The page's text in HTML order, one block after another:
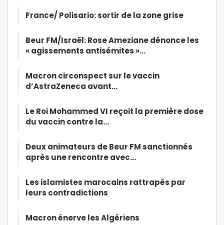
France/ Polisario: sortir de la zone grise
Beur FM/Israël: Rose Ameziane dénonce les
« agissements antisémites »…
Macron circonspect sur le vaccin
d’AstraZeneca avant…
Le Roi Mohammed VI reçoit la première dose
du vaccin contre la…
Deux animateurs de Beur FM sanctionnés
après une rencontre avec…
Les islamistes marocains rattrapés par
leurs contradictions
Macron énerve les Algériens